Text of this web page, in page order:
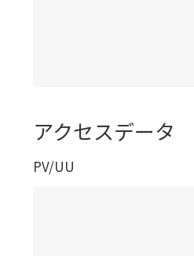
アクセスデータ
PV/UU